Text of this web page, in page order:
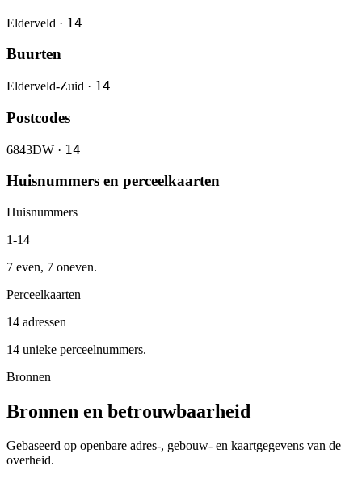
Elderveld · 14
Buurten
Elderveld-Zuid · 14
Postcodes
6843DW · 14
Huisnummers en perceelkaarten
Huisnummers
1-14
7 even, 7 oneven.
Perceelkaarten
14 adressen
14 unieke perceelnummers.
Bronnen
Bronnen en betrouwbaarheid
Gebaseerd op openbare adres-, gebouw- en kaartgegevens van de
overheid.